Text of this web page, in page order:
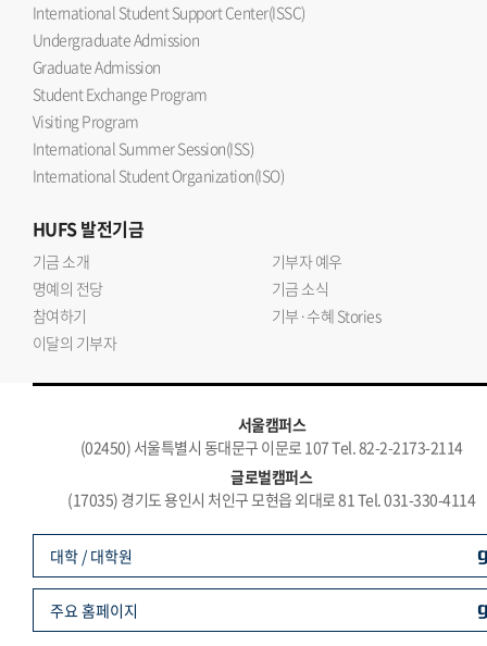
International Student Support Center(ISSC)
Undergraduate Admission
Graduate Admission
Student Exchange Program
Visiting Program
International Summer Session(ISS)
International Student Organization(ISO)
HUFS발전기금
기금 소개
기부자 예우
명예의 전당
기금 소식
참여하기
기부·수혜 Stories
이달의 기부자
서울캠퍼스
(02450) 서울특별시 동대문구 이문로 107 Tel. 82-2-2173-2114
글로벌캠퍼스
(17035) 경기도 용인시 처인구 모현읍 외대로 81 Tel. 031-330-4114
대학 / 대학원
주요 홈페이지